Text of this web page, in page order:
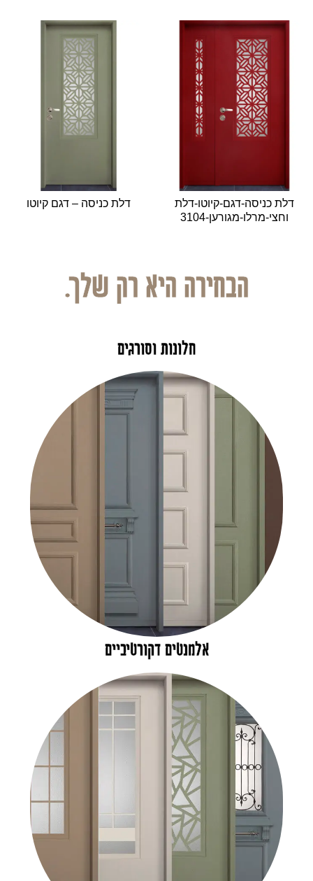
דלת כניסה-דגם-קיוטו-דלת
וחצי-מרלו-מגורען-3104
דלת כניסה – דגם קיוטו
הבחירה היא רק שלך.
חלונות וסורגים
אלמנטים דקורטיביים